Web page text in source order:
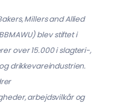
Millers and Allied
blev stiftet i
over 15.000 i slagteri-,
drikkevareindustrien.
arbejdsvilkår og